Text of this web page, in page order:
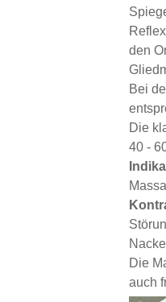
den
Bei
Die
40 -
Die
auch